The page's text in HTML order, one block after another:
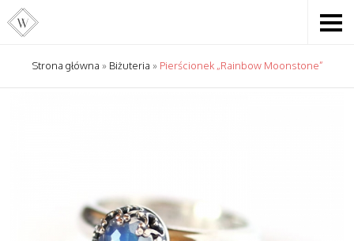
Strona główna » Biżuteria » Pierścionek „Rainbow Moonstone”